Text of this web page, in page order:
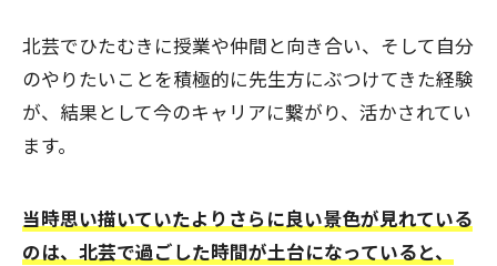
北芸でひたむきに授業や仲間と向き合い、そして自分
のやりたいことを積極的に先生方にぶつけてきた経験
が、結果として今のキャリアに繋がり、活かされてい
ます。
当時思い描いていたよりさらに良い景色が見れている
のは、北芸で過ごした時間が土台になっていると、